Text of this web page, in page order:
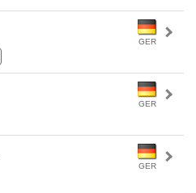
GER
GER
GER